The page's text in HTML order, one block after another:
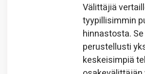
Välittäjiä
tyypillisimmin
hinnastosta.
perustellusti
keskeisimpiä